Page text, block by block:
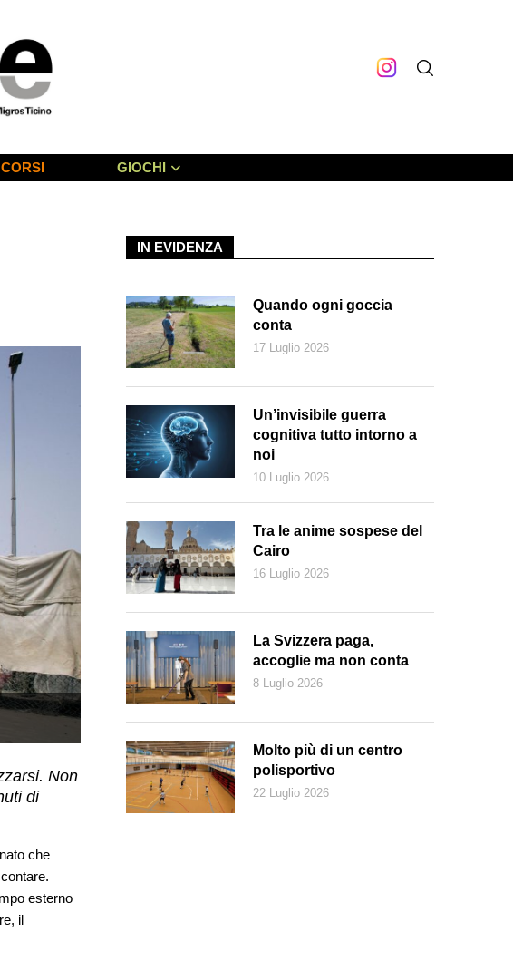
GIOCHI
Campo profughi in Iraq (Shutterstock)
Non
di
che
esterno
il
IN EVIDENZA
Quando ogni goccia
conta
17 Luglio 2026
Un’invisibile guerra
cognitiva tutto intorno a
noi
10 Luglio 2026
Tra le anime sospese del
Cairo
16 Luglio 2026
La Svizzera paga,
accoglie ma non conta
8 Luglio 2026
Molto più di un centro
polisportivo
22 Luglio 2026